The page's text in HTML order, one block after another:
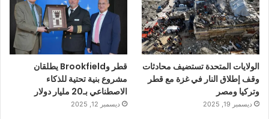
الولايات المتحدة تستضيف محادثات
وقف إطلاق النار في غزة مع قطر
وتركيا ومصر
ديسمبر 19, 2025
قطر وBrookfield يطلقان
مشروع بنية تحتية للذكاء
الاصطناعي بـ20 مليار دولار
ديسمبر 12, 2025